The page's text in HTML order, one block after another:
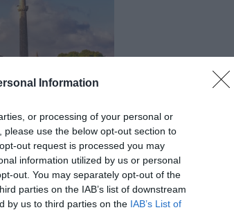
Information
or processing of your personal or
use the below opt-out section to
out request is processed you may
information utilized by us or personal
out. You may separately opt-out of the
parties on the IAB’s list of downstream
by us to third parties on the IAB’s List of